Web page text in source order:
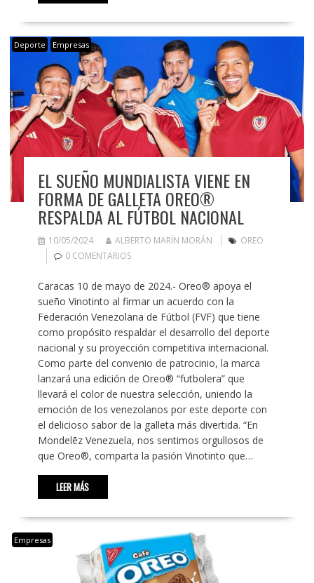
Deporte Empresas
EL SUEÑO MUNDIALISTA VIENE EN
FORMA DE GALLETA OREO®
RESPALDA AL FÚTBOL NACIONAL
10/05/2024 ALBERTO MARÍN MORÁN
OREO
0 COMENTARIOS
Caracas 10 de mayo de 2024.- Oreo® apoya el
sueño Vinotinto al firmar un acuerdo con la
Federación Venezolana de Fútbol (FVF) que tiene
como propósito respaldar el desarrollo del deporte
nacional y su proyección competitiva internacional.
Como parte del convenio de patrocinio, la marca
lanzará una edición de Oreo® “futbolera” que
llevará el color de nuestra selección, uniendo la
emoción de los venezolanos por este deporte con
el delicioso sabor de la galleta más divertida. “En
Mondelēz Venezuela, nos sentimos orgullosos de
que Oreo®, comparta la pasión Vinotinto que…
LEER MÁS
Empresas